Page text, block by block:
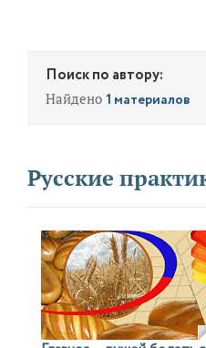
Поиск по автору:
Найдено 1 материалов
Русские